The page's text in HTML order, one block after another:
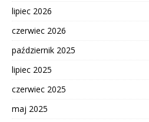
lipiec 2026
czerwiec 2026
październik 2025
lipiec 2025
czerwiec 2025
maj 2025